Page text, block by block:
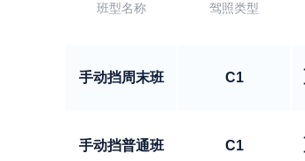
班型名称 驾照类型
手动挡周末班 C1
手动挡普通班 C1